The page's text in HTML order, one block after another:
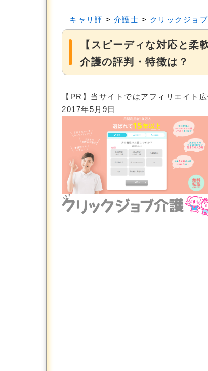
キャリ評 > 介護士 > クリックジョ
【スピーディな対応と柔
介護の評判・特徴は？
【PR】当サイトではアフィリエイト
2017年5月9日